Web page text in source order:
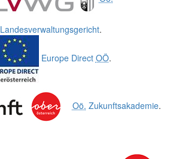
Landesverwaltungsgericht.
Europe Direct OÖ.
Oö. Zukunftsakademie.